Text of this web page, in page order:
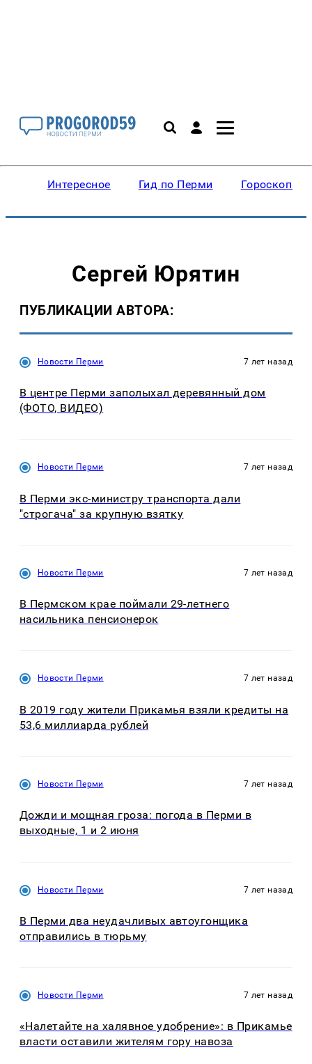
Интересное Гид по Перми Гороскопы
Сергей Юрятин
ПУБЛИКАЦИИ АВТОРА:
Новости Перми 7 лет назад
В центре Перми заполыхал деревянный дом
(ФОТО, ВИДЕО)
Новости Перми 7 лет назад
В Перми экс-министру транспорта дали
"строгача" за крупную взятку
Новости Перми 7 лет назад
В Пермском крае поймали 29-летнего
насильника пенсионерок
Новости Перми 7 лет назад
В 2019 году жители Прикамья взяли кредиты на
53,6 миллиарда рублей
Новости Перми 7 лет назад
Дожди и мощная гроза: погода в Перми в
выходные, 1 и 2 июня
Новости Перми 7 лет назад
В Перми два неудачливых автоугонщика
отправились в тюрьму
Новости Перми 7 лет назад
«Налетайте на халявное удобрение»: в Прикамье
власти оставили жителям гору навоза